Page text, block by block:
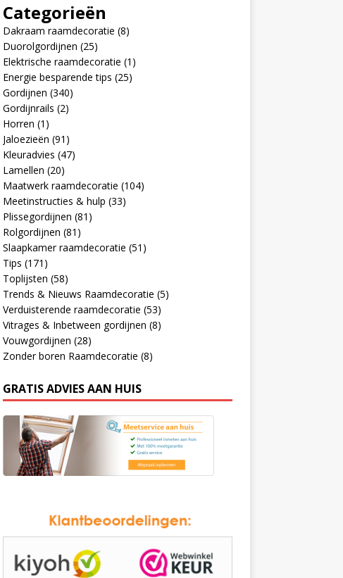
Categorieën
Dakraam raamdecoratie (8)
Duorolgordijnen (25)
Elektrische raamdecoratie (1)
Energie besparende tips (25)
Gordijnen (340)
Gordijnrails (2)
Horren (1)
Jaloezieën (91)
Kleuradvies (47)
Lamellen (20)
Maatwerk raamdecoratie (104)
Meetinstructies & hulp (33)
Plissegordijnen (81)
Rolgordijnen (81)
Slaapkamer raamdecoratie (51)
Tips (171)
Toplijsten (58)
Trends & Nieuws Raamdecoratie (5)
Verduisterende raamdecoratie (53)
Vitrages & Inbetween gordijnen (8)
Vouwgordijnen (28)
Zonder boren Raamdecoratie (8)
GRATIS ADVIES AAN HUIS